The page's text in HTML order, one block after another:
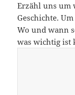
Erzähl uns um
Geschichte.
Wo und wann
was wichtig ist